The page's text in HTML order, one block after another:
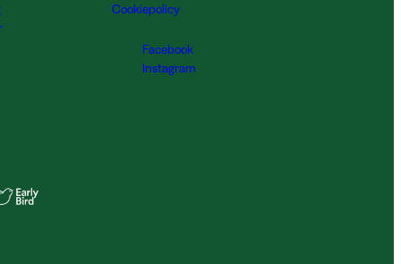
Cookiepolicy
Facebook
Instagram